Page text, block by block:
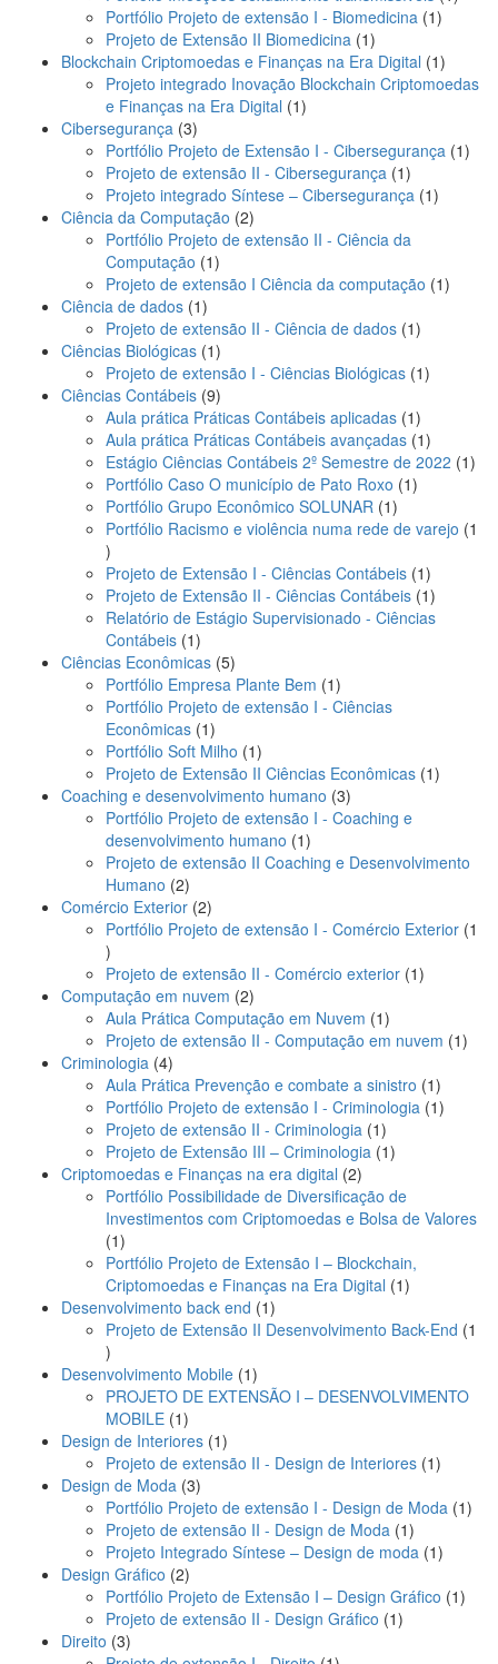
Portfólio Projeto de extensão I - Biomedicina 11
Projeto de Extensão II Biomedicina 11
produto
Blockchain Criptomoedas e Finanças na Era Digital 11
produto
Projeto integrado Inovação Blockchain Criptomoedas
e Finanças na Era Digital 11
Cibersegurança 33
produtos
Portfólio Projeto de Extensão I - Cibersegurança 11
Projeto de extensão II - Cibersegurança 11
produto
Projeto integrado Síntese – Cibersegurança 11
Ciência da Computação 22
produtos
Portfólio Projeto de extensão II - Ciência da
Computação 11
produto
Projeto de extensão I Ciência da computação 11
Ciência de dados 11
produto
Projeto de extensão II - Ciência de dados 11
Ciências Biológicas 11
produto
Projeto de extensão I - Ciências Biológicas 11
Ciências Contábeis 99
produtos
Aula prática Práticas Contábeis aplicadas 11
produto
Aula prática Práticas Contábeis avançadas 11
produto
Estágio Ciências Contábeis 2º Semestre de 2022 11
Portfólio Caso O município de Pato Roxo 11
Portfólio Grupo Econômico SOLUNAR 11
produto
Portfólio Racismo e violência numa rede de varejo 1
1
produto
Projeto de Extensão I - Ciências Contábeis 11
produto
Projeto de Extensão II - Ciências Contábeis 11
produto
Relatório de Estágio Supervisionado - Ciências
Contábeis 11
produto
Ciências Econômicas 55
produtos
Portfólio Empresa Plante Bem 11
produto
Portfólio Projeto de extensão I - Ciências
Econômicas 11
produto
Portfólio Soft Milho 11
produto
Projeto de Extensão II Ciências Econômicas 11
Coaching e desenvolvimento humano 33
produtos
Portfólio Projeto de extensão I - Coaching e
desenvolvimento humano 11
produto
Projeto de extensão II Coaching e Desenvolvimento
Humano 22
produtos
Comércio Exterior 22
produtos
Portfólio Projeto de extensão I - Comércio Exterior 1
1
produto
Projeto de extensão II - Comércio exterior 11
Computação em nuvem 22
produtos
Aula Prática Computação em Nuvem 11
produto
Projeto de extensão II - Computação em nuvem 11
Criminologia 44
produtos
Aula Prática Prevenção e combate a sinistro 11
produto
Portfólio Projeto de extensão I - Criminologia 11
Projeto de extensão II - Criminologia 11
produto
Projeto de Extensão III – Criminologia 11
Criptomoedas e Finanças na era digital 22
produtos
Portfólio Possibilidade de Diversificação de
Investimentos com Criptomoedas e Bolsa de Valores
11
produto
Portfólio Projeto de Extensão I – Blockchain,
Criptomoedas e Finanças na Era Digital 11
Desenvolvimento back end 11
produto
Projeto de Extensão II Desenvolvimento Back-End 1
1
produto
Desenvolvimento Mobile 11
produto
PROJETO DE EXTENSÃO I – DESENVOLVIMENTO
MOBILE 11
produto
Design de Interiores 11
produto
Projeto de extensão II - Design de Interiores 11
Design de Moda 33
produtos
Portfólio Projeto de extensão I - Design de Moda 11
Projeto de extensão II - Design de Moda 11
produto
Projeto Integrado Síntese – Design de moda 11
Design Gráfico 22
produtos
Portfólio Projeto de Extensão I – Design Gráfico 11
Projeto de extensão II - Design Gráfico 11
Direito 33